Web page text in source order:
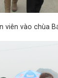
viên vào chùa